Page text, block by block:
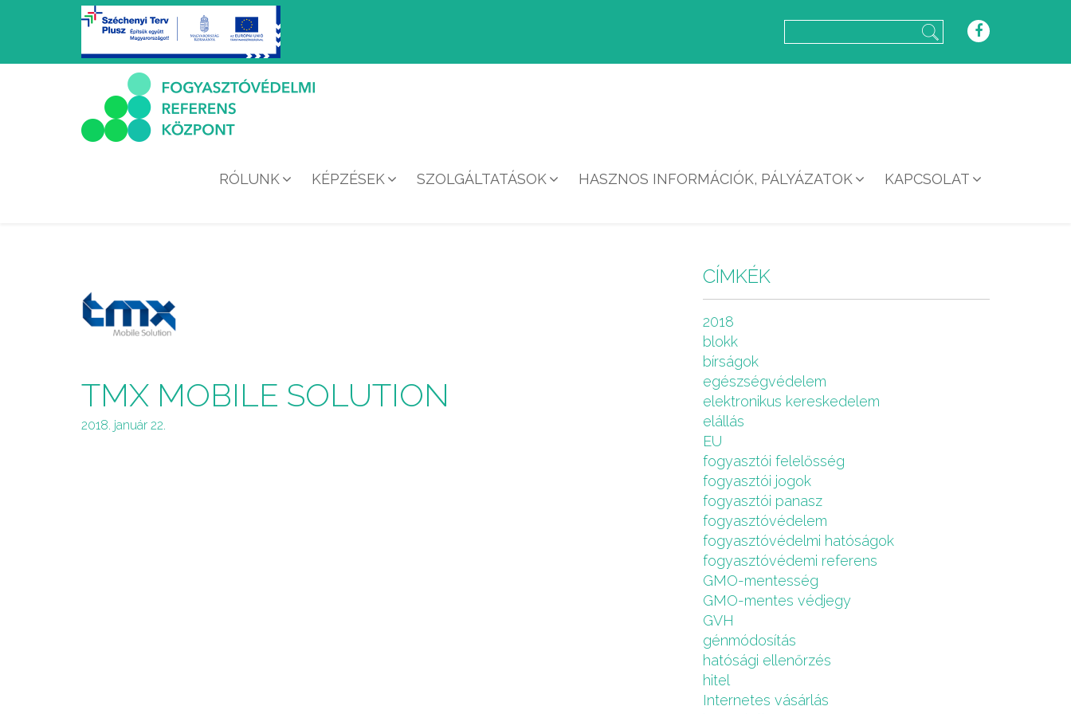
RÓLUNK KÉPZÉSEK SZOLGÁLTATÁSOK HASZNOS INFORMÁCIÓK, PÁLYÁZATOK KAPCSOLAT
TMX MOBILE SOLUTION
2018. január 22.
CÍMKÉK
2018
blokk
bírságok
egészségvédelem
elektronikus kereskedelem
elállás
EU
fogyasztói felelősség
fogyasztói jogok
fogyasztói panasz
fogyasztóvédelem
fogyasztóvédelmi hatóságok
fogyasztóvédemi referens
GMO-mentesség
GMO-mentes védjegy
GVH
génmódosítás
hatósági ellenőrzés
hitel
Internetes vásárlás